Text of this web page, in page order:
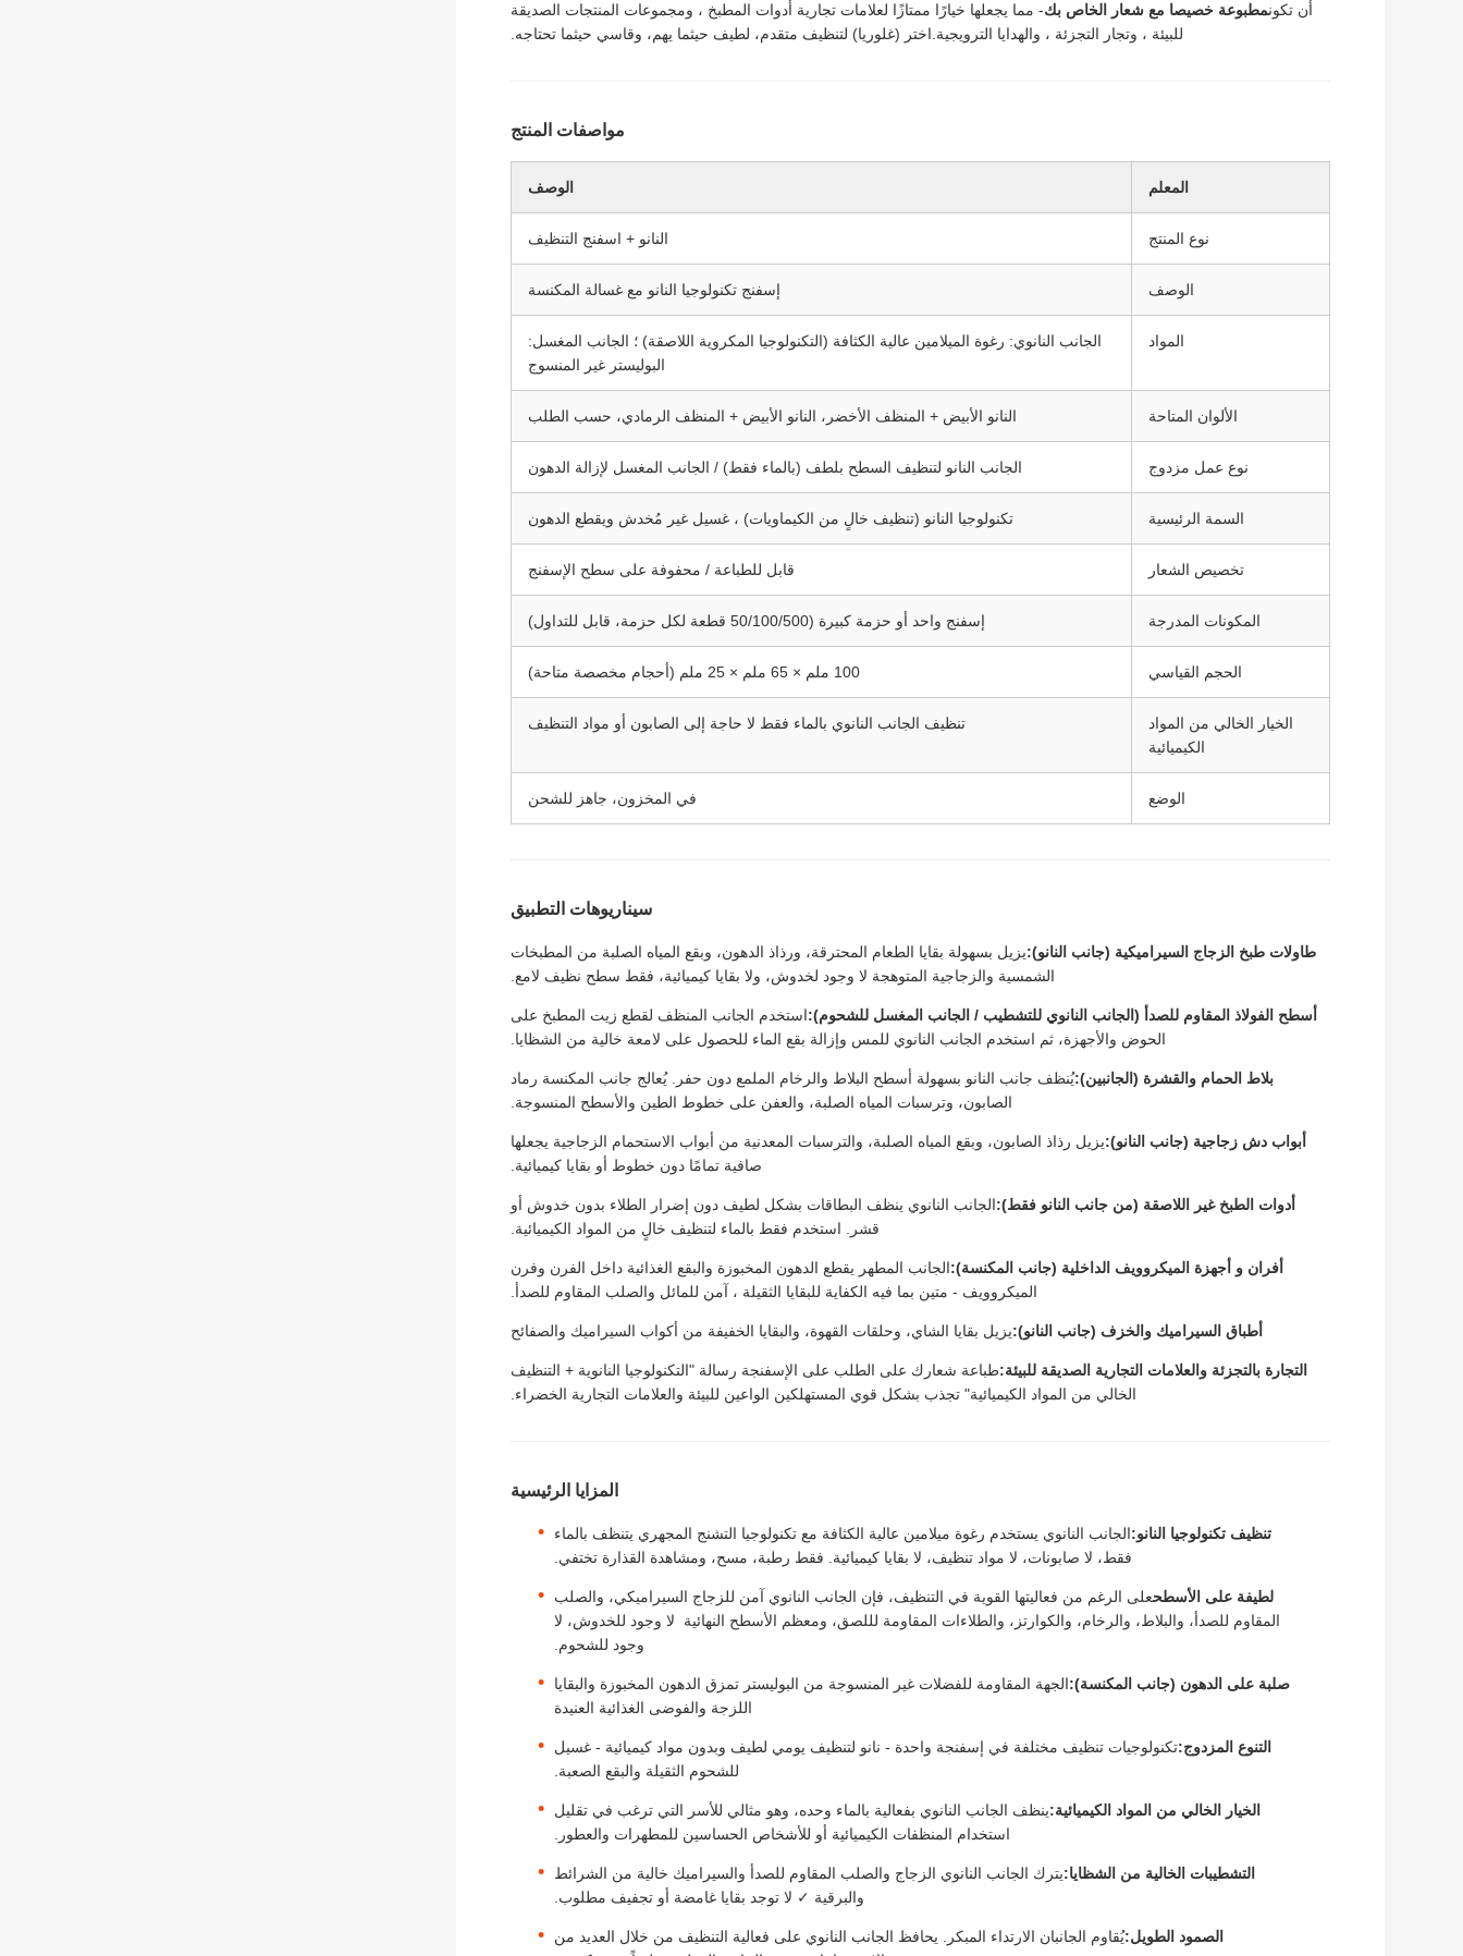
أن تكونمطبوعة خصيصا مع شعار الخاص بك- مما يجعلها خيارًا ممتازًا لعلامات تجارية أدوات المطبخ ، ومجموعات المنتجات الصديقة
للبيئة ، وتجار التجزئة ، والهدايا الترويجية.اختر (غلوريا) لتنظيف متقدم، لطيف حيثما يهم، وقاسي حيثما تحتاجه.
مواصفات المنتج
المعلم الوصف
نوع المنتج النانو + اسفنج التنظيف
الوصف إسفنج تكنولوجيا النانو مع غسالة المكنسة
المواد
الجانب النانوي: رغوة الميلامين عالية الكثافة (التكنولوجيا المكروية اللاصقة) ؛ الجانب المغسل:
البوليستر غير المنسوج
الألوان المتاحة النانو الأبيض + المنظف الأخضر، النانو الأبيض + المنظف الرمادي، حسب الطلب
نوع عمل مزدوج الجانب النانو لتنظيف السطح بلطف (بالماء فقط) / الجانب المغسل لإزالة الدهون
السمة الرئيسية تكنولوجيا النانو (تنظيف خالٍ من الكيماويات) ، غسيل غير مُخدش ويقطع الدهون
تخصيص الشعار قابل للطباعة / محفوفة على سطح الإسفنج
المكونات المدرجة إسفنج واحد أو حزمة كبيرة (50/100/500 قطعة لكل حزمة، قابل للتداول)
الحجم القياسي 100 ملم × 65 ملم × 25 ملم (أحجام مخصصة متاحة)
الخيار الخالي من المواد
الكيميائية
تنظيف الجانب النانوي بالماء فقط لا حاجة إلى الصابون أو مواد التنظيف
الوضع في المخزون، جاهز للشحن
سيناريوهات التطبيق
طاولات طبخ الزجاج السيراميكية (جانب النانو):يزيل بسهولة بقايا الطعام المحترقة، ورذاذ الدهون، وبقع المياه الصلبة من المطبخات
الشمسية والزجاجية المتوهجة لا وجود لخدوش، ولا بقايا كيميائية، فقط سطح نظيف لامع.
أسطح الفولاذ المقاوم للصدأ (الجانب النانوي للتشطيب / الجانب المغسل للشحوم):استخدم الجانب المنظف لقطع زيت المطبخ على
الحوض والأجهزة، ثم استخدم الجانب النانوي للمس وإزالة بقع الماء للحصول على لامعة خالية من الشظايا.
بلاط الحمام والقشرة (الجانبين):يُنظف جانب النانو بسهولة أسطح البلاط والرخام الملمع دون حفر. يُعالج جانب المكنسة رماد
الصابون، وترسبات المياه الصلبة، والعفن على خطوط الطين والأسطح المنسوجة.
أبواب دش زجاجية (جانب النانو):يزيل رذاذ الصابون، وبقع المياه الصلبة، والترسبات المعدنية من أبواب الاستحمام الزجاجية يجعلها
صافية تمامًا دون خطوط أو بقايا كيميائية.
أدوات الطبخ غير اللاصقة (من جانب النانو فقط):الجانب النانوي ينظف البطاقات بشكل لطيف دون إضرار الطلاء بدون خدوش أو
قشر. استخدم فقط بالماء لتنظيف خالٍ من المواد الكيميائية.
أفران و أجهزة الميكروويف الداخلية (جانب المكنسة):الجانب المطهر يقطع الدهون المخبوزة والبقع الغذائية داخل الفرن وفرن
الميكروويف - متين بما فيه الكفاية للبقايا الثقيلة ، آمن للمائل والصلب المقاوم للصدأ.
أطباق السيراميك والخزف (جانب النانو):يزيل بقايا الشاي، وحلقات القهوة، والبقايا الخفيفة من أكواب السيراميك والصفائح
التجارة بالتجزئة والعلامات التجارية الصديقة للبيئة:طباعة شعارك على الطلب على الإسفنجة رسالة "التكنولوجيا النانوية + التنظيف
الخالي من المواد الكيميائية" تجذب بشكل قوي المستهلكين الواعين للبيئة والعلامات التجارية الخضراء.
المزايا الرئيسية
تنظيف تكنولوجيا النانو:الجانب النانوي يستخدم رغوة ميلامين عالية الكثافة مع تكنولوجيا التشنج المجهري يتنظف بالماء
فقط، لا صابونات، لا مواد تنظيف، لا بقايا كيميائية. فقط رطبة، مسح، ومشاهدة القذارة تختفي.
لطيفة على الأسطحعلى الرغم من فعاليتها القوية في التنظيف، فإن الجانب النانوي آمن للزجاج السيراميكي، والصلب
المقاوم للصدأ، والبلاط، والرخام، والكوارتز، والطلاءات المقاومة لللصق، ومعظم الأسطح النهائية ‬ لا وجود للخدوش، لا
وجود للشحوم.
صلبة على الدهون (جانب المكنسة):الجهة المقاومة للفضلات غير المنسوجة من البوليستر تمزق الدهون المخبوزة والبقايا
اللزجة والفوضى الغذائية العنيدة
التنوع المزدوج:تكنولوجيات تنظيف مختلفة في إسفنجة واحدة - نانو لتنظيف يومي لطيف وبدون مواد كيميائية - غسيل
للشحوم الثقيلة والبقع الصعبة.
الخيار الخالي من المواد الكيميائية:ينظف الجانب النانوي بفعالية بالماء وحده، وهو مثالي للأسر التي ترغب في تقليل
استخدام المنظفات الكيميائية أو للأشخاص الحساسين للمطهرات والعطور.
التشطيبات الخالية من الشظايا:يترك الجانب النانوي الزجاج والصلب المقاوم للصدأ والسيراميك خالية من الشرائط
والبرقية ✓ لا توجد بقايا غامضة أو تجفيف مطلوب.
الصمود الطويل:يُقاوم الجانبان الارتداء المبكر. يحافظ الجانب النانوي على فعالية التنظيف من خلال العديد من